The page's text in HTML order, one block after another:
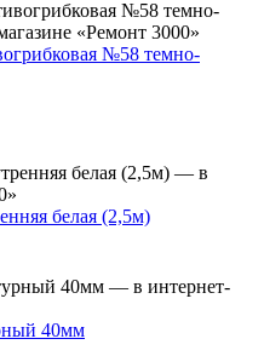
№58 темно-
белая (2,5м)
40мм